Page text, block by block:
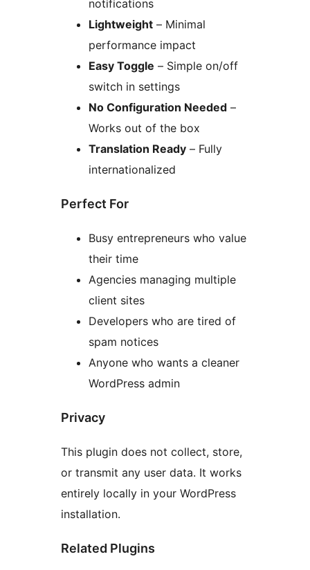
notifications
Lightweight – Minimal
performance impact
Easy Toggle – Simple on/off
switch in settings
No Configuration Needed –
Works out of the box
Translation Ready – Fully
internationalized
Perfect For
Busy entrepreneurs who value
their time
Agencies managing multiple
client sites
Developers who are tired of
spam notices
Anyone who wants a cleaner
WordPress admin
Privacy
This plugin does not collect, store,
or transmit any user data. It works
entirely locally in your WordPress
installation.
Related Plugins